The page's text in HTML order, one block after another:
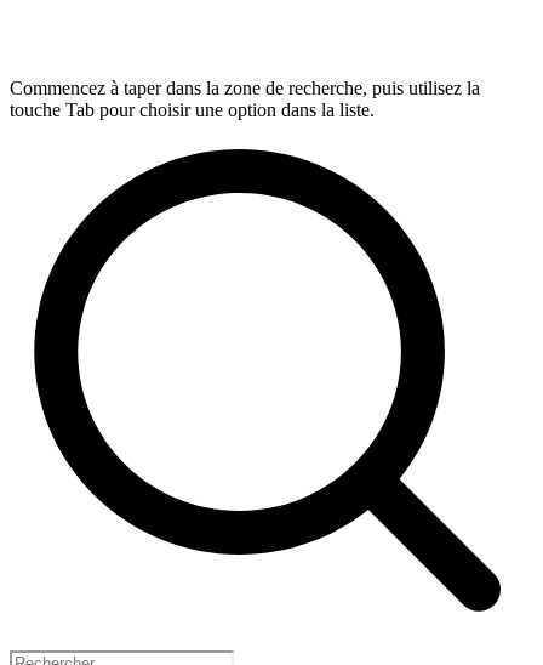
Commencez à taper dans la zone de recherche, puis utilisez la
touche Tab pour choisir une option dans la liste.